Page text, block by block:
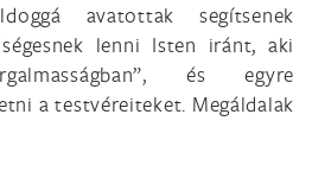
avatottak segítsenek
lenni Isten iránt, aki
és egyre
a testvéreiteket. Megáldalak